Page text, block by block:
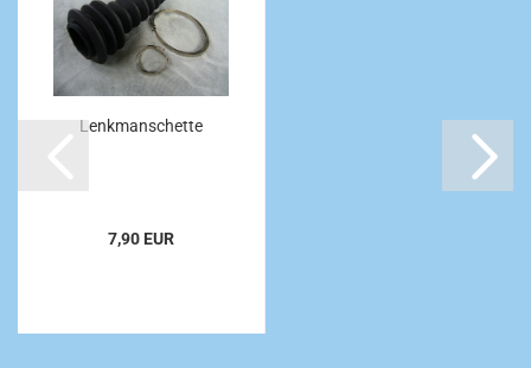
Lenkmanschette
7,90 EUR